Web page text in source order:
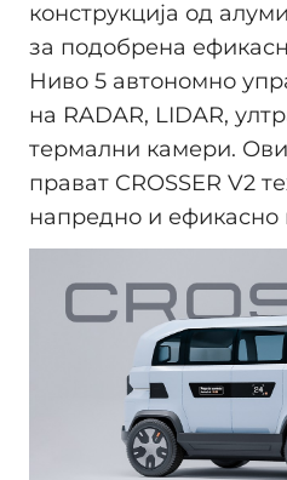
конструкција од
за подобрена
Ниво 5 автономно
на RADAR, LIDAR,
термални камери.
прават CROSSER V2
напредно и ефикасно